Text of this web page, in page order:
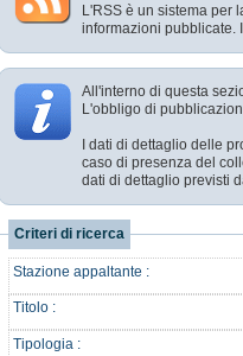
L'RSS è un sistema per
informazioni pubblicate.
All'interno di questa
L'obbligo di
I dati di dettaglio delle
caso di presenza del
dati di dettaglio previsti
Criteri di ricerca
Stazione appaltante :
Titolo :
Tipologia :